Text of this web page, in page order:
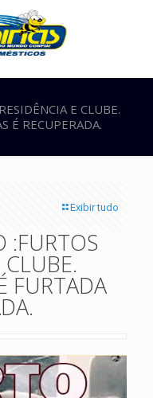
E CLUBE.
É RECUPERADA.
Exibir tudo
:FURTOS
FURTADA